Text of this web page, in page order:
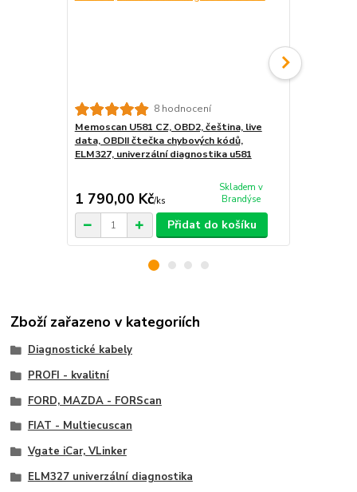
8 hodnocení
Memoscan U581 CZ, OBD2, čeština, live
data, OBDII čtečka chybových kódů,
ELM327, univerzální diagnostika u581
1 790,00 Kč/ks
Skladem v
Brandýse
Přidat do košíku
Zboží zařazeno v kategoriích
Diagnostické kabely
PROFI - kvalitní
FORD, MAZDA - FORScan
FIAT - Multiecuscan
Vgate iCar, VLinker
ELM327 univerzální diagnostika